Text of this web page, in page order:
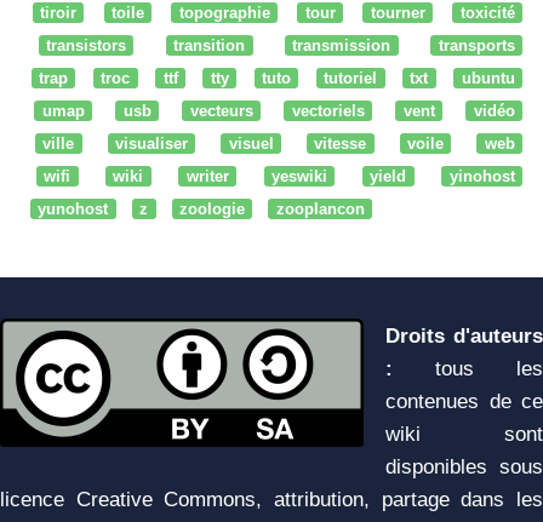
tiroir
toile topographie tour tourner
toxicité
transistors
transition transmission
transports
trap
troc ttf tty tuto tutoriel txt
ubuntu
umap
usb vecteurs vectoriels vent
vidéo
ville
visualiser visuel vitesse voile
web
wifi
wiki writer yeswiki yield
yinohost
yunohost
z zoologie zooplancon
Droits d'auteurs
:
tous les
contenues de ce
wiki sont
disponibles sous
licence Creative Commons, attribution, partage dans les